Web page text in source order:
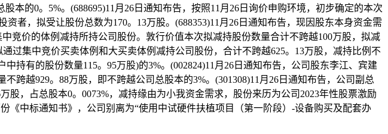
本的0。5%。(688695)11月26日通知布告，按照11月26日询价申购环境，初步确定的本次
者，拟受让股份总数为170。13万股。(688353)11月26日通知布告，现因股东本身资金需
竞价的体例减持所持公司股份。敦行价值本次拟减持股份数量合计不跨越100万股，拟减
过集中竞价买卖体例和大买卖体例减持公司股份，合计不跨越625。13万股，减持比例不
持有的股份数量115。95万股)的3%。(002824)11月26日通知布告，公司股东李江、宾建
跨越929。88万股，即不跨越公司总股本的3%。(301308)11月26日通知布告，公司副总
股，占总股本0。0073%，减持缘由为小我资金需求，股份来历为公司2023年性股票激励
中标通知书》，公司别离为“使用中试硬件扶植项目（第一阶段）-设备购买及配套办